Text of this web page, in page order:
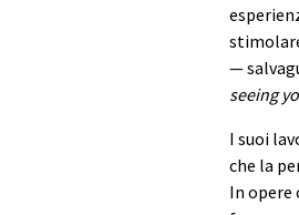
—
seeing
I suoi
che la
In opere